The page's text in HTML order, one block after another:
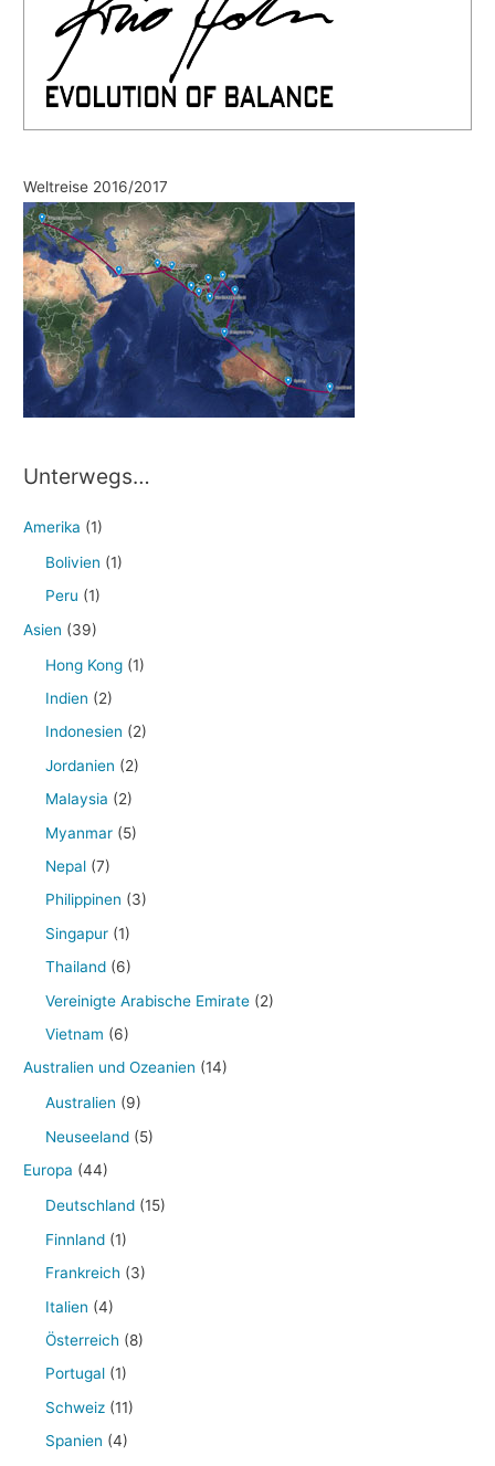
Weltreise 2016/2017
Unterwegs…
Amerika (1)
Bolivien (1)
Peru (1)
Asien (39)
Hong Kong (1)
Indien (2)
Indonesien (2)
Jordanien (2)
Malaysia (2)
Myanmar (5)
Nepal (7)
Philippinen (3)
Singapur (1)
Thailand (6)
Vereinigte Arabische Emirate (2)
Vietnam (6)
Australien und Ozeanien (14)
Australien (9)
Neuseeland (5)
Europa (44)
Deutschland (15)
Finnland (1)
Frankreich (3)
Italien (4)
Österreich (8)
Portugal (1)
Schweiz (11)
Spanien (4)